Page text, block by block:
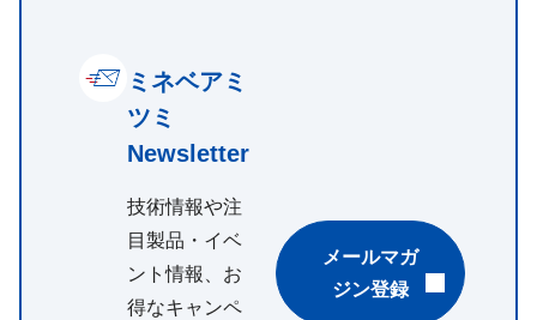
ミネベアミ
ツミ
Newsletter
技術情報や注
目製品・イベ
ント情報、お
得なキャンペ
メールマガ
ジン登録